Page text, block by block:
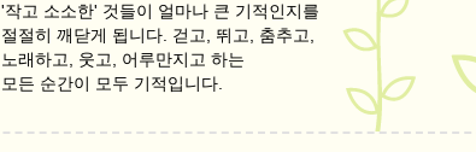
'작고 소소한' 것들이 얼마나 큰 기적인지를
절절히 깨닫게 됩니다. 걷고, 뛰고, 춤추고,
노래하고, 웃고, 어루만지고 하는
모든 순간이 모두 기적입니다.